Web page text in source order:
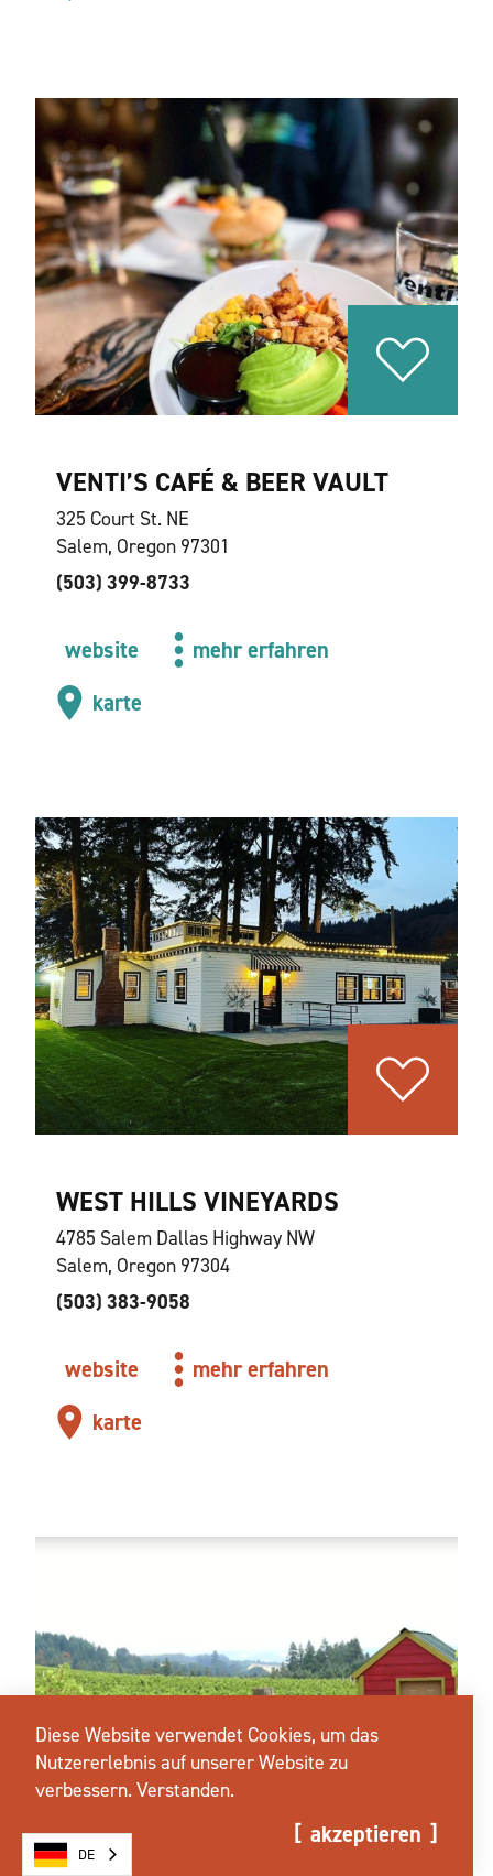
VENTI’S CAFÉ & BEER VAULT
325 Court St. NE
Salem, Oregon 97301
(503) 399-8733
website
mehr erfahren
karte
WEST HILLS VINEYARDS
4785 Salem Dallas Highway NW
Salem, Oregon 97304
(503) 383-9058
website
mehr erfahren
karte
Diese Website verwendet Cookies, um das
Nutzererlebnis auf unserer Website zu
verbessern.Verstanden.
akzeptieren
DE